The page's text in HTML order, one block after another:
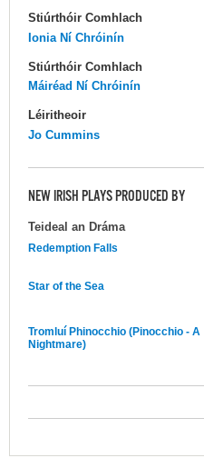
Stiúrthóir Comhlach
Ionia Ní Chróinín
Stiúrthóir Comhlach
Máiréad Ní Chróinín
Léiritheoir
Jo Cummins
NEW IRISH PLAYS PRODUCED BY
Teideal an Dráma
Redemption Falls
Star of the Sea
Tromluí Phinocchio (Pinocchio - A
Nightmare)